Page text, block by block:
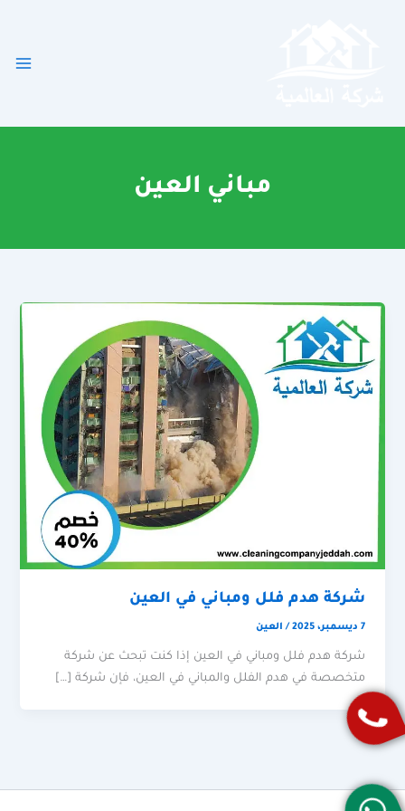
مباني العين
شركة هدم فلل ومباني في العين
7 ديسمبر، 2025 / العين
شركة هدم فلل ومباني في العين إذا كنت تبحث عن شركة
متخصصة في هدم الفلل والمباني في العين، فإن شركة […]